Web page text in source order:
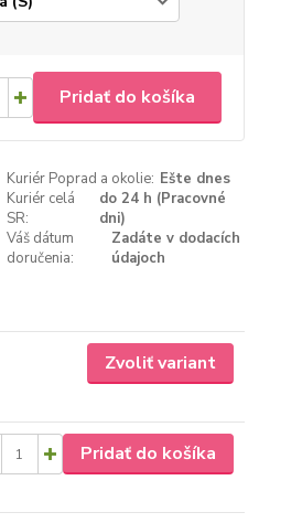
Pridať do košíka
Kuriér Poprad a okolie: Ešte dnes
Kuriér celá
SR:
do 24 h (Pracovné
dni)
Váš dátum
doručenia:
Zadáte v dodacích
údajoch
Zvoliť variant
Pridať do košíka